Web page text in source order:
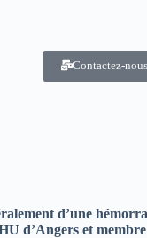
Contactez-nous
d’une
d’Angers et